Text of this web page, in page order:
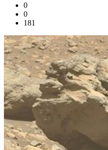
0
0
181